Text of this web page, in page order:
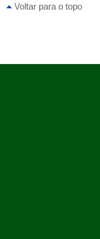
Voltar para o topo